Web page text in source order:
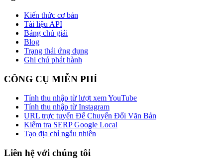
Kiến thức cơ bản
Tài liệu API
Bảng chú giải
Blog
Trạng thái ứng dụng
Ghi chú phát hành
CÔNG CỤ MIỄN PHÍ
Tính thu nhập từ lượt xem YouTube
Tính thu nhập từ Instagram
URL trực tuyến Để Chuyển Đổi Văn Bản
Kiểm tra SERP Google Local
Tạo địa chỉ ngẫu nhiên
Liên hệ với chúng tôi